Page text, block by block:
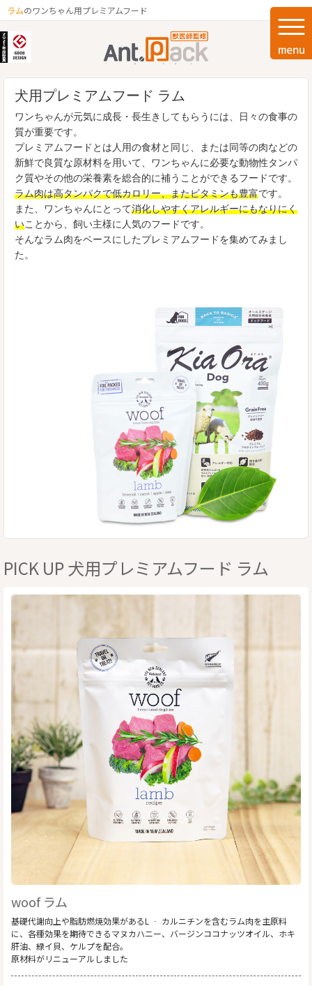
ラムのワンちゃん用プレミアムフード
犬用プレミアムフード ラム
ワンちゃんが元気に成長・長生きしてもらうには、日々の食事の
質が重要です。
プレミアムフードとは人用の食材と同じ、または同等の肉などの
新鮮で良質な原材料を用いて、ワンちゃんに必要な動物性タンパ
ク質やその他の栄養素を総合的に補うことができるフードです。
ラム肉は高タンパクで低カロリー、またビタミンも豊富です。
また、ワンちゃんにとって消化しやすくアレルギーにもなりにく
いことから、飼い主様に人気のフードです。
そんなラム肉をベースにしたプレミアムフードを集めてみまし
た。
PICK UP 犬用プレミアムフード ラム
woof ラム
基礎代謝向上や脂肪燃焼効果があるL ‐ カルニチンを含むラム肉を主原料
に、各種効果を期待できるマヌカハニー、バージンココナッツオイル、ホキ
肝油、緑イ貝、ケルプを配合。
原材料がリニューアルしました